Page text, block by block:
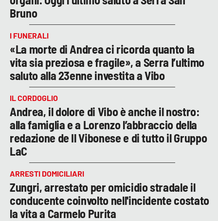
Bruno
I FUNERALI
«La morte di Andrea ci ricorda quanto la
vita sia preziosa e fragile», a Serra l’ultimo
saluto alla 23enne investita a Vibo
IL CORDOGLIO
Andrea, il dolore di Vibo è anche il nostro:
alla famiglia e a Lorenzo l’abbraccio della
redazione de Il Vibonese e di tutto il Gruppo
LaC
ARRESTI DOMICILIARI
Zungri, arrestato per omicidio stradale il
conducente coinvolto nell'incidente costato
la vita a Carmelo Purita